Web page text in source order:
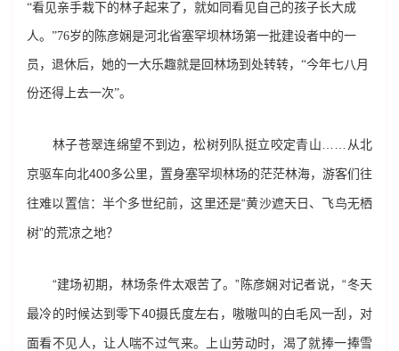
“看见亲手栽下的林子起来了，就如同看见自己的孩子长大成
人。”76岁的陈彦娴是河北省塞罕坝林场第一批建设者中的一
员，退休后，她的一大乐趣就是回林场到处转转，“今年七八月
份还得上去一次”。
林子苍翠连绵望不到边，松树列队挺立咬定青山……从北
京驱车向北400多公里，置身塞罕坝林场的茫茫林海，游客们往
往难以置信：半个多世纪前，这里还是“黄沙遮天日、飞鸟无栖
树”的荒凉之地？
“建场初期，林场条件太艰苦了。”陈彦娴对记者说，“冬天
最冷的时候达到零下40摄氏度左右，嗷嗷叫的白毛风一刮，对
面看不见人，让人喘不过气来。上山劳动时，渴了就捧一捧雪